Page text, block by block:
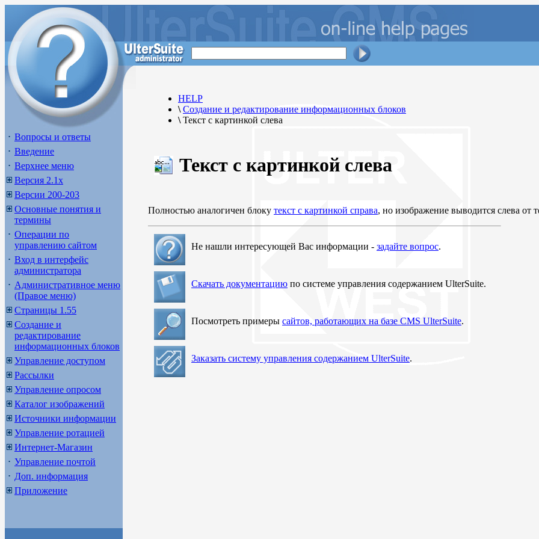
Вопросы и ответы
Введение
Верхнее меню
Версия 2.1х
Версии 200-203
Основные понятия и
термины
Операции по
управлению сайтом
Вход в интерфейс
администратора
Административное меню
(Правое меню)
Страницы 1.55
Создание и
редактирование
информационных блоков
Управление доступом
Рассылки
Управление опросом
Каталог изображений
Источники информации
Управление ротацией
Интернет-Магазин
Управление почтой
Доп. информация
Приложение
HELP
\Создание и редактирование информационных блоков
\Текст с картинкой слева
Текст с картинкой слева
Полностью аналогичен блоку текст с картинкой справа, но изображение выводится слева от
Не нашли интересующей Вас информации - задайте вопрос.
Скачать документацию по системе управления содержанием UlterSuite.
Посмотреть примеры сайтов, работающих на базе CMS UlterSuite.
Заказать систему управления содержанием UlterSuite.